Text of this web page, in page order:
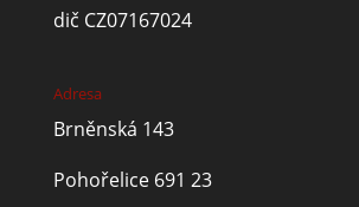
dič CZ07167024
Adresa
Brněnská 143
Pohořelice 691 23